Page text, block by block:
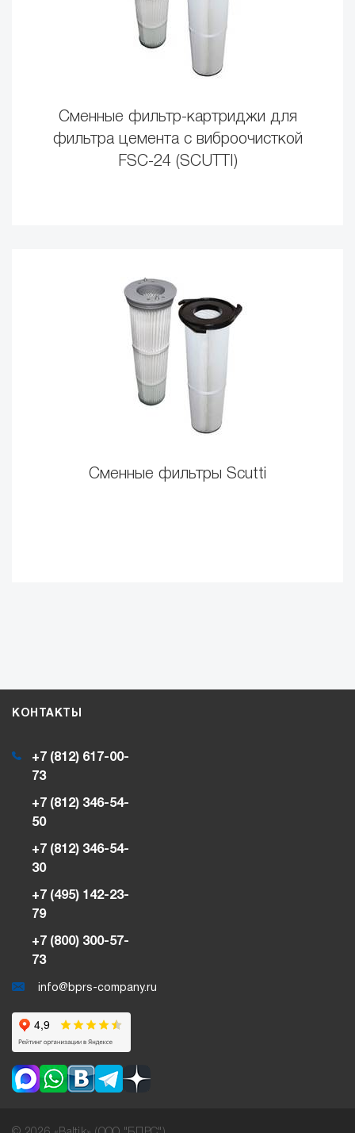
Сменные фильтр-картриджи для
фильтра цемента с виброочисткой
FSC-24 (SCUTTI)
Сменные фильтры Scutti
КОНТАКТЫ
+7 (812) 617-00-
73
+7 (812) 346-54-
50
+7 (812) 346-54-
30
+7 (495) 142-23-
79
+7 (800) 300-57-
73
info@bprs-company.ru